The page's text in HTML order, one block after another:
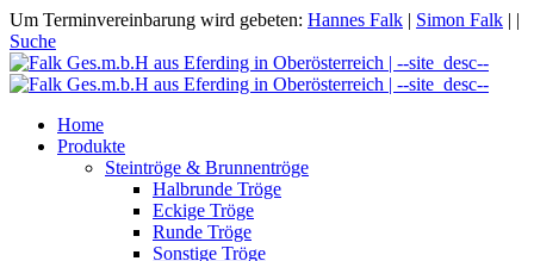
Um Terminvereinbarung wird gebeten: Hannes Falk | Simon Falk | |
Suche
Home
Produkte
Steintröge & Brunnentröge
Halbrunde Tröge
Eckige Tröge
Runde Tröge
Sonstige Tröge